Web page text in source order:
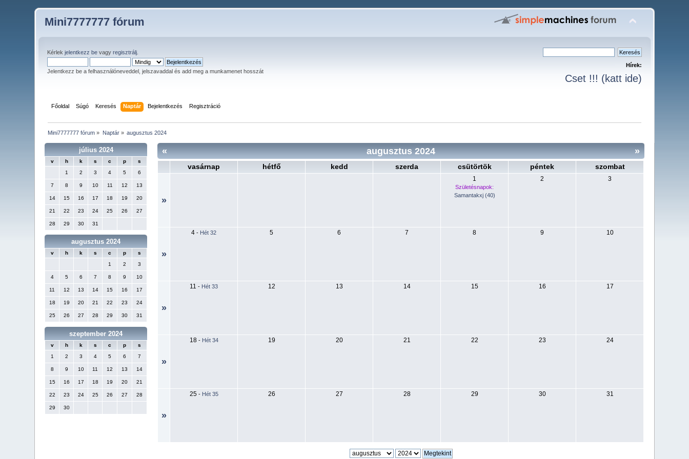
Mini7777777 fórum
Kérlekjelentkezz be vagyregisztrálj
Jelentkezz be a felhasználóneveddel, jelszavaddal és add meg a munkamenet hosszát
Hírek:
Cset !!! (katt ide)
Főoldal Súgó Keresés Naptár Bejelentkezés Regisztráció
Mini7777777 fórum » Naptár» augusztus 2024
július 2024
v h k s c p
s
1
2 3 4 5 6
7 8 9 10 11 12 13
14 15 16 17 18 19 20
21 22 23 24 25 26 27
28 29 30 31
augusztus 2024
v h k s c p
s
1
2 3
4 5 6 7 8 9 10
11 12 13 14 15 16 17
18 19 20 21 22 23 24
25 26 27 28 29 30 31
szeptember 2024
v h k s c p
s
1
2 3 4 5 6 7
8 9 10 11 12 13 14
15 16 17 18 19 20 21
22 23 24 25 26 27 28
29 30
« »
augusztus 2024
vasárnap hétfő kedd szerda csütörtök péntek szombat
»
1
Születésnapok:
Samantakxj (40)
2 3
»
4 - Hét 32 5 6 7 8 9 10
»
11 - Hét 33 12 13 14 15 16 17
»
18- Hét 34 19 20 21 22 23 24
»
25- Hét 35 26 27 28 29 30 31